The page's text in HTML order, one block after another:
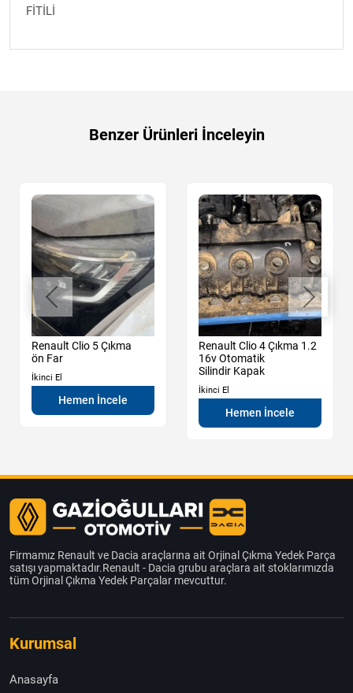
FİTİLİ
Benzer Ürünleri İnceleyin
Renault Clio 5 Çıkma
ön Far
İkinci El
Hemen İncele
Renault Clio 4 Çıkma 1.2
16v Otomatik
Silindir Kapak
İkinci El
Hemen İncele
Firmamız Renault ve Dacia araçlarına ait Orjinal Çıkma Yedek Parça
satışı yapmaktadır.Renault - Dacia grubu araçlara ait stoklarımızda
tüm Orjinal Çıkma Yedek Parçalar mevcuttur.
Kurumsal
Anasayfa